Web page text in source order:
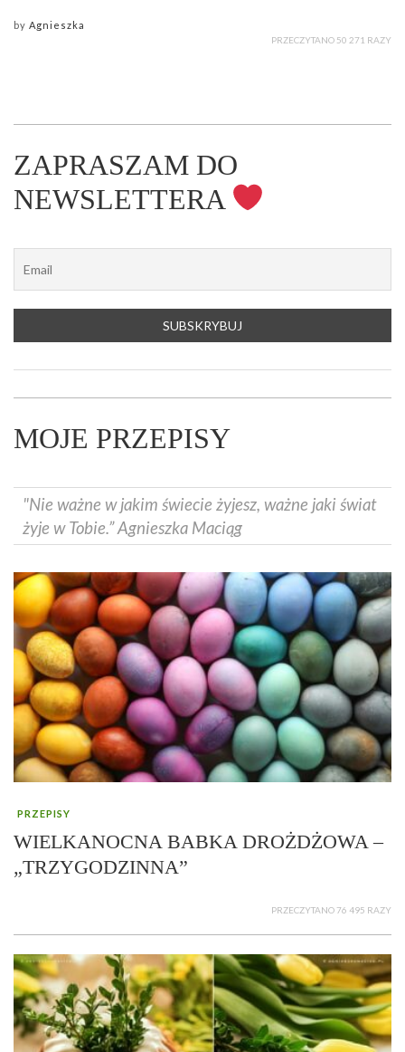
by Agnieszka
PRZECZYTANO 50 271 RAZY
ZAPRASZAM DO
NEWSLETTERA
MOJE PRZEPISY
"Nie ważne w jakim świecie żyjesz, ważne jaki świat
żyje w Tobie.” Agnieszka Maciąg
PRZEPISY
WIELKANOCNA BABKA DROŻDŻOWA –
„TRZYGODZINNA”
PRZECZYTANO 76 495 RAZY